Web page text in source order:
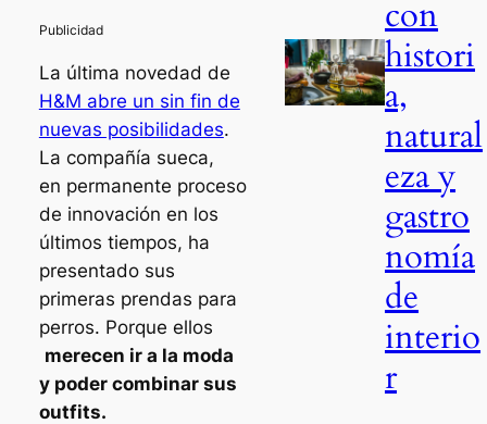
La última novedad de
H&M abre un sin fin de
nuevas posibilidades.
La compañía sueca,
en permanente proceso
de innovación en los
últimos tiempos, ha
presentado sus
primeras prendas para
perros. Porque ellos
merecen ir a la moda
y poder combinar sus
outfits.
con
histori
a,
natural
eza y
gastro
nomía
de
interio
r